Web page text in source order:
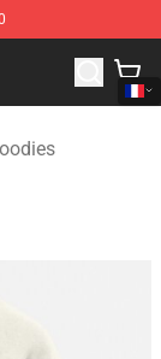
Shop